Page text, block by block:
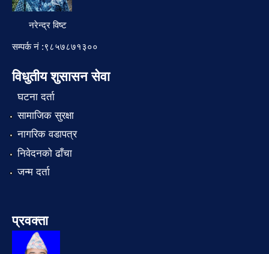
नरेन्द्र विष्ट
सम्पर्क नं :९८५७८७१३००
विधुतीय शुसासन सेवा
घटना दर्ता
सामाजिक सुरक्षा
नागरिक वडापत्र
निवेदनको ढाँचा
जन्म दर्ता
प्रवक्ता